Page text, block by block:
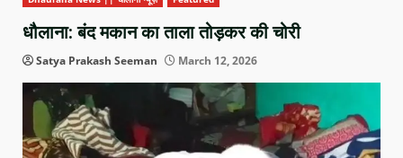
धौलाना: बंद मकान का ताला तोड़कर की चोरी
Satya Prakash Seeman March 12, 2026